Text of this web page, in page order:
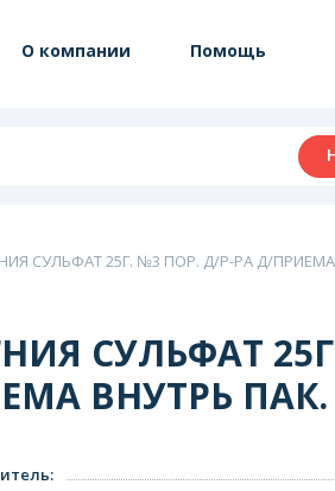
О компании Помощь
СУЛЬФАТ 25Г. №3 ПОР. Д/Р-РА Д/
СУЛЬФАТ
ВНУТРЬ
: